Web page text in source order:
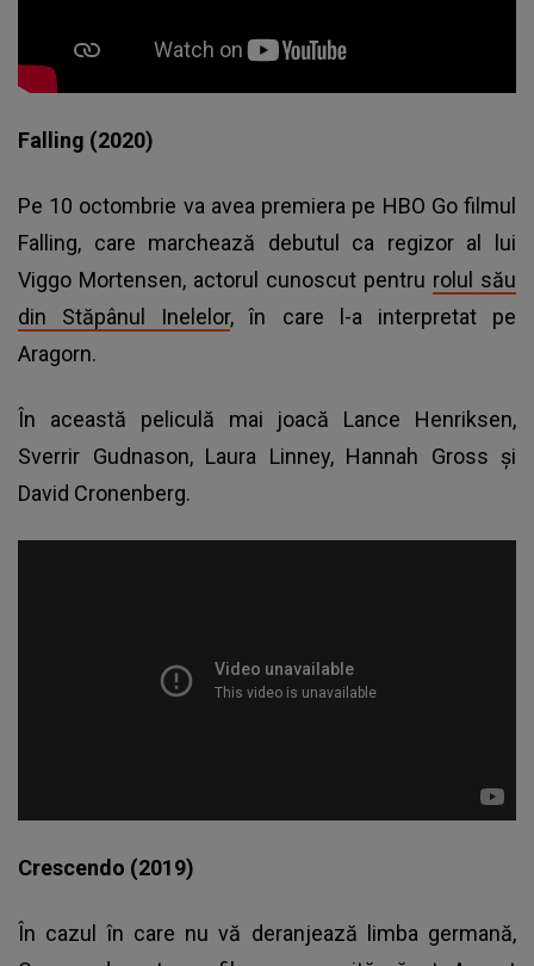
Falling (2020)
Pe 10 octombrie va avea premiera pe HBO Go filmul
Falling, care marchează debutul ca regizor al lui
Viggo Mortensen, actorul cunoscut pentru rolul său
din Stăpânul Inelelor, în care l-a interpretat pe
Aragorn.
În această peliculă mai joacă Lance Henriksen,
Sverrir Gudnason, Laura Linney, Hannah Gross şi
David Cronenberg.
Crescendo (2019)
În cazul în care nu vă deranjează limba germană,